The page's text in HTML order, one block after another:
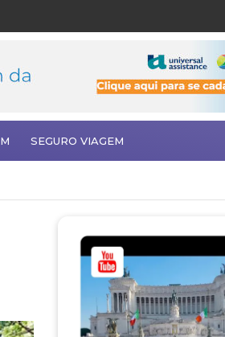
SEGURO VIAGEM